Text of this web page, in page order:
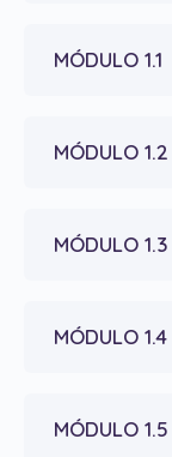
MÓDULO 1.1
MÓDULO 1.2
MÓDULO 1.3
MÓDULO 1.4
MÓDULO 1.5